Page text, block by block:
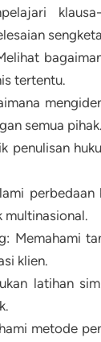
tertentu.
semua pihak.
penulisan
multinasional.
Memahami
klien.
latihan
metode